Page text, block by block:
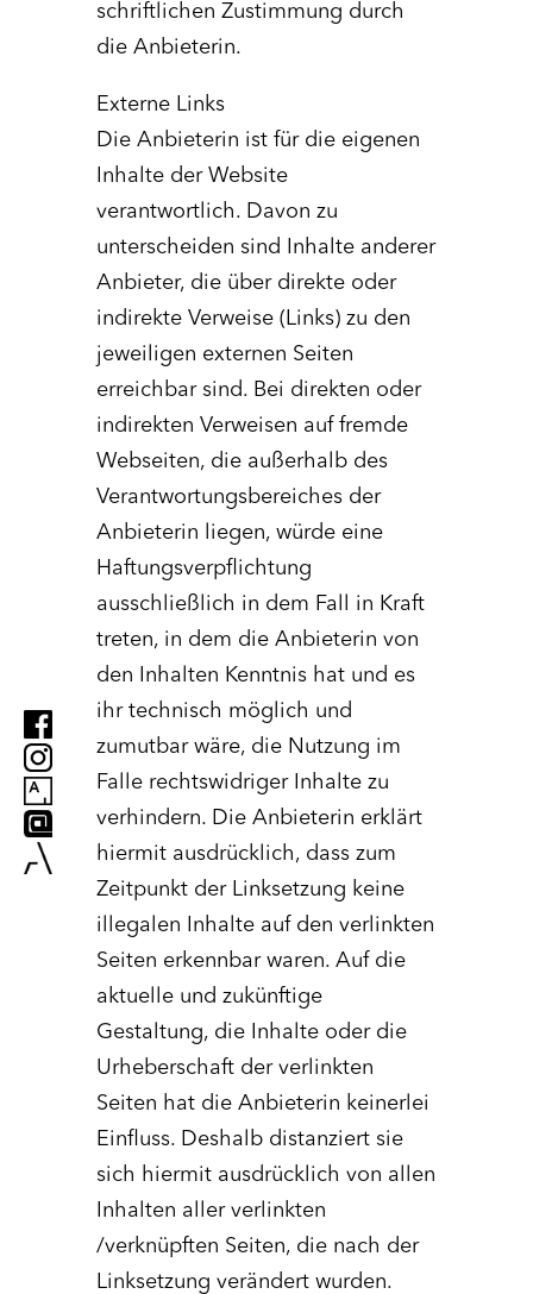
schriftlichen Zustimmung durch
die Anbieterin.
Externe Links
Die Anbieterin ist für die eigenen
Inhalte der Website
verantwortlich. Davon zu
unterscheiden sind Inhalte anderer
Anbieter, die über direkte oder
indirekte Verweise (Links) zu den
jeweiligen externen Seiten
erreichbar sind. Bei direkten oder
indirekten Verweisen auf fremde
Webseiten, die außerhalb des
Verantwortungsbereiches der
Anbieterin liegen, würde eine
Haftungsverpflichtung
ausschließlich in dem Fall in Kraft
treten, in dem die Anbieterin von
den Inhalten Kenntnis hat und es
ihr technisch möglich und
zumutbar wäre, die Nutzung im
Falle rechtswidriger Inhalte zu
verhindern. Die Anbieterin erklärt
hiermit ausdrücklich, dass zum
Zeitpunkt der Linksetzung keine
illegalen Inhalte auf den verlinkten
Seiten erkennbar waren. Auf die
aktuelle und zukünftige
Gestaltung, die Inhalte oder die
Urheberschaft der verlinkten
Seiten hat die Anbieterin keinerlei
Einfluss. Deshalb distanziert sie
sich hiermit ausdrücklich von allen
Inhalten aller verlinkten
/verknüpften Seiten, die nach der
Linksetzung verändert wurden.